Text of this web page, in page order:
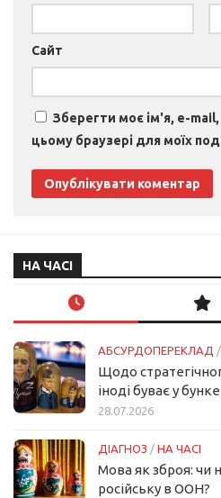
Сайт
Зберегти моє ім'я, e-mail,
цьому браузері для моїх
НА ЧАСІ
АБСУРДОПЕРЕКЛАД /
Щодо
іноді буває у
28.07.2026
ДІАГНОЗ / НА ЧАСІ
Мова як зброя: чи
російську в ООН?